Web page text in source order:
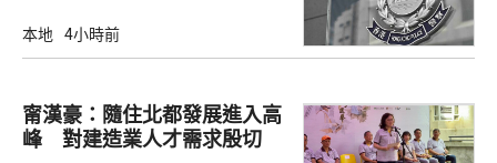
本地 4小時前
甯漢豪：隨住北都發展進入高
峰 對建造業人才需求殷切